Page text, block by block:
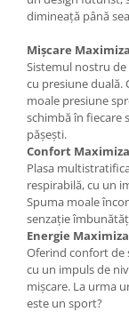
dimineață până
Mișcare
Sistemul nostru
cu presiune duală.
moale presiune
schimbă în fiecare
pășești.
Confort
Plasa
respirabilă, cu un
Spuma moale
senzație
Energie
Oferind confort de
cu un impuls de
mișcare. La urma
este un sport?